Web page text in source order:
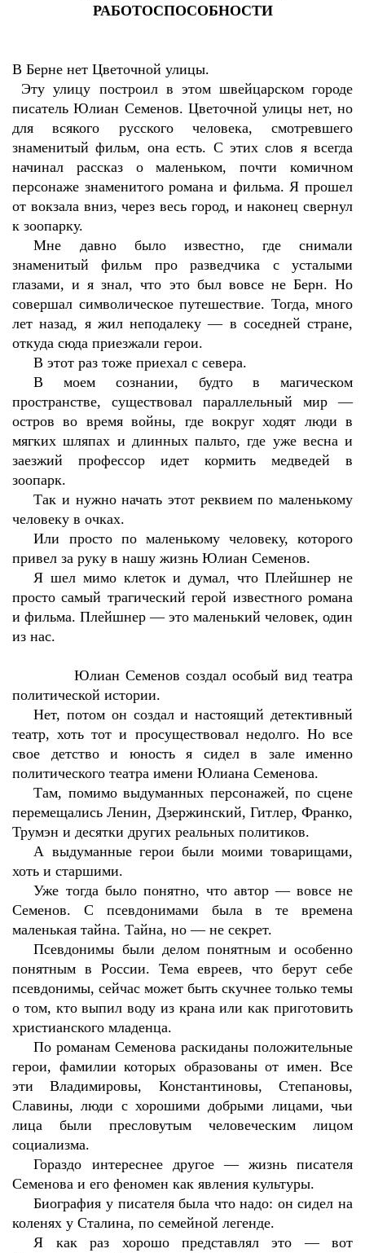
РАБОТОСПОСОБНОСТИ
В Берне нет Цветочной улицы.
Эту улицу построил в этом швейцарском городе
писатель Юлиан Семенов. Цветочной улицы нет, но
для всякого русского человека, смотревшего
знаменитый фильм, она есть. С этих слов я всегда
начинал рассказ о маленьком, почти комичном
персонаже знаменитого романа и фильма. Я прошел
от вокзала вниз, через весь город, и наконец свернул
к зоопарку.
Мне давно было известно, где снимали
знаменитый фильм про разведчика с усталыми
глазами, и я знал, что это был вовсе не Берн. Но
совершал символическое путешествие. Тогда, много
лет назад, я жил неподалеку — в соседней стране,
откуда сюда приезжали герои.
В этот раз тоже приехал с севера.
В моем сознании, будто в магическом
пространстве, существовал параллельный мир —
остров во время войны, где вокруг ходят люди в
мягких шляпах и длинных пальто, где уже весна и
заезжий профессор идет кормить медведей в
зоопарк.
Так и нужно начать этот реквием по маленькому
человеку в очках.
Или просто по маленькому человеку, которого
привел за руку в нашу жизнь Юлиан Семенов.
Я шел мимо клеток и думал, что Плейшнер не
просто самый трагический герой известного романа
и фильма. Плейшнер — это маленький человек, один
из нас.
Юлиан Семенов создал особый вид театра
политической истории.
Нет, потом он создал и настоящий детективный
театр, хоть тот и просуществовал недолго. Но все
свое детство и юность я сидел в зале именно
политического театра имени Юлиана Семенова.
Там, помимо выдуманных персонажей, по сцене
перемещались Ленин, Дзержинский, Гитлер, Франко,
Трумэн и десятки других реальных политиков.
А выдуманные герои были моими товарищами,
хоть и старшими.
Уже тогда было понятно, что автор — вовсе не
Семенов. С псевдонимами была в те времена
маленькая тайна. Тайна, но — не секрет.
Псевдонимы были делом понятным и особенно
понятным в России. Тема евреев, что берут себе
псевдонимы, сейчас может быть скучнее только темы
о том, кто выпил воду из крана или как приготовить
христианского младенца.
По романам Семенова раскиданы положительные
герои, фамилии которых образованы от имен. Все
эти Владимировы, Константиновы, Степановы,
Славины, люди с хорошими добрыми лицами, чьи
лица были пресловутым человеческим лицом
социализма.
Гораздо интереснее другое — жизнь писателя
Семенова и его феномен как явления культуры.
Биография у писателя была что надо: он сидел на
коленях у Сталина, по семейной легенде.
Я как раз хорошо представлял это — вот